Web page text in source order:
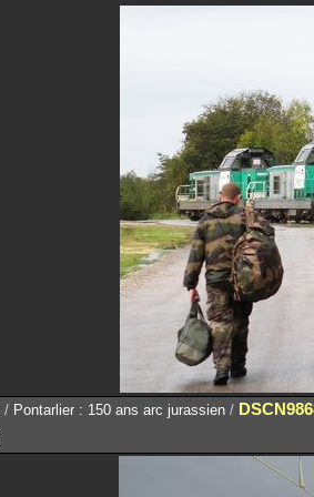
/ Pontarlier : 150 ans arc jurassien /